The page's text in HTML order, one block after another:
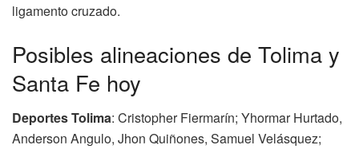
ligamento cruzado.
Posibles alineaciones de Tolima y
Santa Fe hoy
Deportes Tolima: Cristopher Fiermarín; Yhormar Hurtado,
Anderson Angulo, Jhon Quiñones, Samuel Velásquez;